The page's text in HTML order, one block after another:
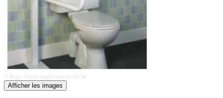
© https://www.ergohomeconsult.be
Afficher les images